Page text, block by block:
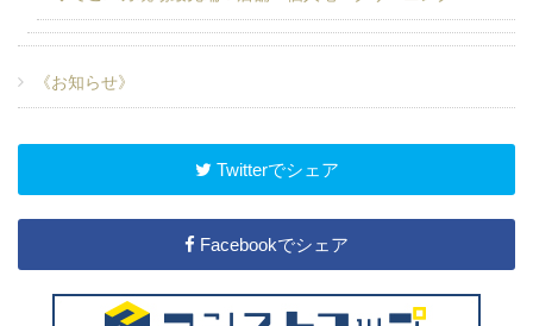
《お知らせ》
Twitterでシェア
Facebookでシェア